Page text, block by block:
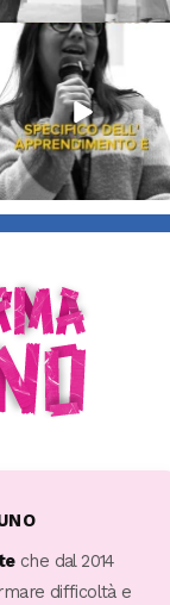
Giu 18
871
che dal 2014
difficoltà e